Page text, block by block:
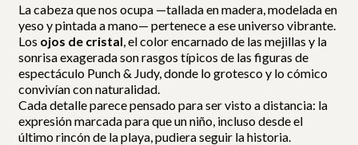
La cabeza que nos ocupa —tallada en madera, modelada en
yeso y pintada a mano— pertenece a ese universo vibrante.
Los ojos de cristal , el color encarnado de las mejillas y la
sonrisa exagerada son rasgos típicos de las figuras de
espectáculo Punch & Judy, donde lo grotesco y lo cómico
convivían con naturalidad.
Cada detalle parece pensado para ser visto a distancia: la
expresión marcada para que un niño, incluso desde el
último rincón de la playa, pudiera seguir la historia.